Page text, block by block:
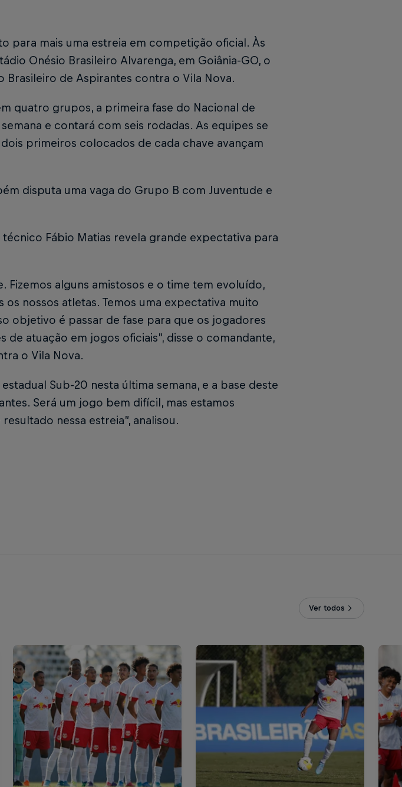
para mais uma estreia em competição oficial. Às
Onésio Brasileiro Alvarenga, em Goiânia-GO, o
Brasileiro de Aspirantes contra o Vila Nova.
quatro grupos, a primeira fase do Nacional de
e contará com seis rodadas. As equipes se
primeiros colocados de cada chave avançam
disputa uma vaga do Grupo B com Juventude e
Fábio Matias revela grande expectativa para
Fizemos alguns amistosos e o time tem evoluído,
os nossos atletas. Temos uma expectativa muito
objetivo é passar de fase para que os jogadores
atuação em jogos oficiais”, disse o comandante,
o Vila Nova.
Sub-20 nesta última semana, e a base deste
Será um jogo bem difícil, mas estamos
nessa estreia”, analisou.
Ver todos